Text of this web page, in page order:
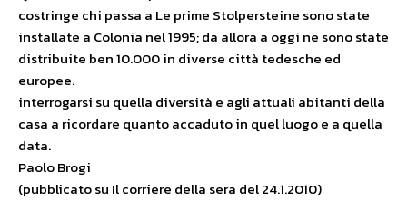
costringe chi passa a Le prime Stolpersteine sono state
installate a Colonia nel 1995; da allora a oggi ne sono state
distribuite ben 10.000 in diverse città tedesche ed
europee.
interrogarsi su quella diversità e agli attuali abitanti della
casa a ricordare quanto accaduto in quel luogo e a quella
data.
Paolo Brogi
(pubblicato su Il corriere della sera del 24.1.2010)